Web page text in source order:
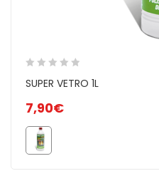
SUPER VETRO 1L
7,90€